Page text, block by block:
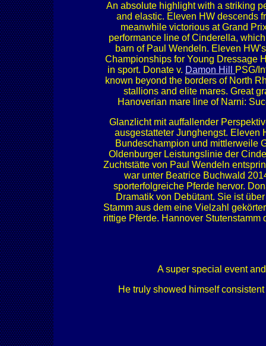
An absolute highlight with a striking
and elastic. Eleven HW descends
meanwhile victorious at Grand
performance line of Cinderella,
barn of Paul Wendeln. Eleven
Championships for Young Dressage
in sport. Donate v. Damon Hill
PSG/
known beyond the borders of North
stallions and elite mares. Great
Hanoverian mare line of Narni:
Glanzlicht mit auffallender
ausgestatteter Junghengst. Eleven
Bundeschampion und mittlerweile
Oldenburger Leistungslinie der
Zuchtstätte von Paul Wendeln
war unter Beatrice Buchwald
sporterfolgreiche Pferde hervor.
Dramatik von Debütant. Sie ist
Stamm aus dem eine Vielzahl
rittige Pferde. Hannover
A super special event
He truly showed himself